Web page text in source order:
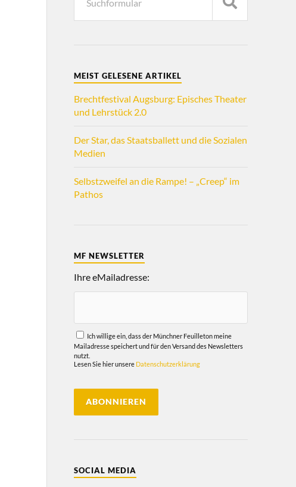
MEIST GELESENE ARTIKEL
Brechtfestival Augsburg: Episches Theater
und Lehrstück 2.0
Der Star, das Staatsballett und die Sozialen
Medien
Selbstzweifel an die Rampe! – „Creep“ im
Pathos
MF NEWSLETTER
Ihre eMailadresse:
Ich willige ein, dass der Münchner Feuilleton meine
Mailadresse speichert und für den Versand des Newsletters
nutzt.
Lesen Sie hier unsere Datenschutzerklärung
SOCIAL MEDIA